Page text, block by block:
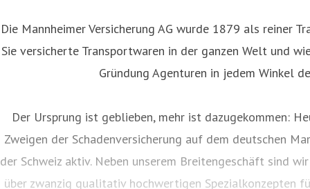
Die Mannheimer Versicherung AG wurde 1879 als reiner
Sie versicherte Transportwaren in der ganzen Welt und
Gründung Agenturen in jedem Winkel
Der Ursprung ist geblieben, mehr ist dazugekommen:
Zweigen der Schadenversicherung auf dem deutschen
der Schweiz aktiv. Neben unserem Breitengeschäft sind
über zwanzig qualitativ hochwertigen Spezialkonzepten